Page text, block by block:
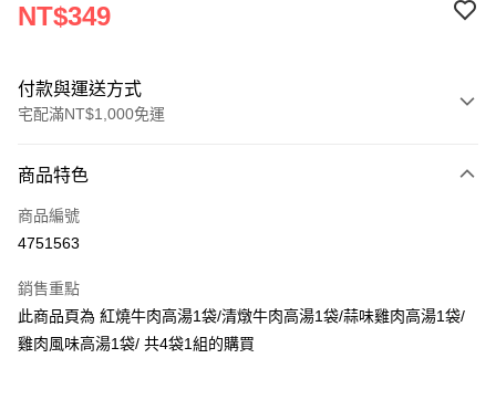
NT$349
付款與運送方式
宅配滿NT$1,000免運
信用卡一次付款
LINE Pay
街口支付
悠遊付
商品特色
商品編號
4751563
銷售重點
此商品頁為 紅燒牛肉高湯1袋/清燉牛肉高湯1袋/蒜味雞肉高湯1袋/
雞肉風味高湯1袋/ 共4袋1組的購買